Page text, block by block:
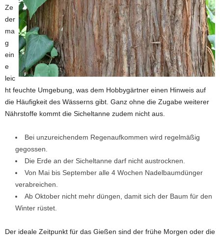
Ze
der
ma
g
ein
e
leic
ht feuchte Umgebung, was dem Hobbygärtner einen Hinweis auf
die Häufigkeit des Wässerns gibt. Ganz ohne die Zugabe weiterer
Nährstoffe kommt die Sicheltanne zudem nicht aus.
Bei unzureichendem Regenaufkommen wird regelmäßig
gegossen.
Die Erde an der Sicheltanne darf nicht austrocknen.
Von Mai bis September alle 4 Wochen Nadelbaumdünger
verabreichen.
Ab Oktober nicht mehr düngen, damit sich der Baum für den
Winter rüstet.
Der ideale Zeitpunkt für das Gießen sind der frühe Morgen oder die